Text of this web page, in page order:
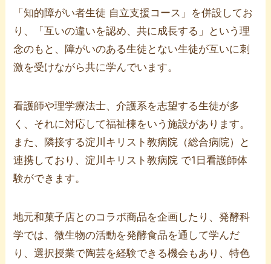
「知的障がい者生徒 自立支援コース」を併設してお
り、「互いの違いを認め、共に成長する」という理
念のもと、障がいのある生徒とない生徒が互いに刺
激を受けながら共に学んでいます。
看護師や理学療法士、介護系を志望する生徒が多
く、それに対応して福祉棟をいう施設があります。
また、隣接する淀川キリスト教病院（総合病院）と
連携しており、淀川キリスト教病院 で1日看護師体
験ができます。
地元和菓子店とのコラボ商品を企画したり、発酵科
学では、微生物の活動を発酵食品を通して学んだ
り、選択授業で陶芸を経験できる機会もあり、特色